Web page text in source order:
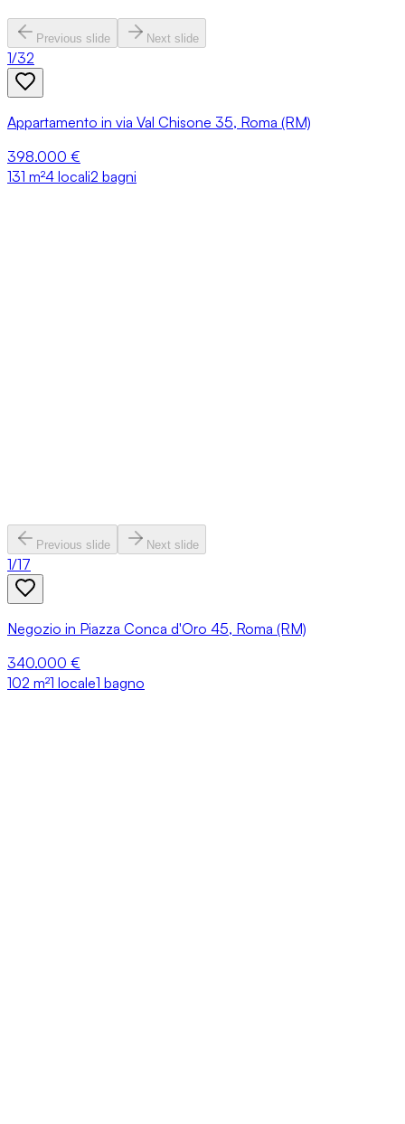
Previous slide Next slide
1/32
Appartamento in via Val Chisone 35, Roma (RM)
398.000 €
131 m²4 locali2 bagni
Previous slide Next slide
1/17
Negozio in Piazza Conca d'Oro 45, Roma (RM)
340.000 €
102 m²1 locale1 bagno